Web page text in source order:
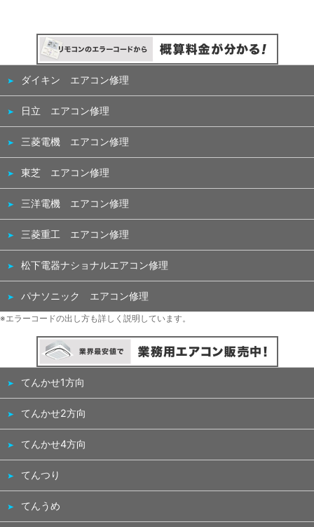
ダイキン エアコン修理
日立 エアコン修理
三菱電機 エアコン修理
東芝 エアコン修理
三洋電機 エアコン修理
三菱重工 エアコン修理
松下電器ナショナルエアコン修理
パナソニック エアコン修理
※エラーコードの出し方も詳しく説明しています。
てんかせ1方向
てんかせ2方向
てんかせ4方向
てんつり
てんうめ